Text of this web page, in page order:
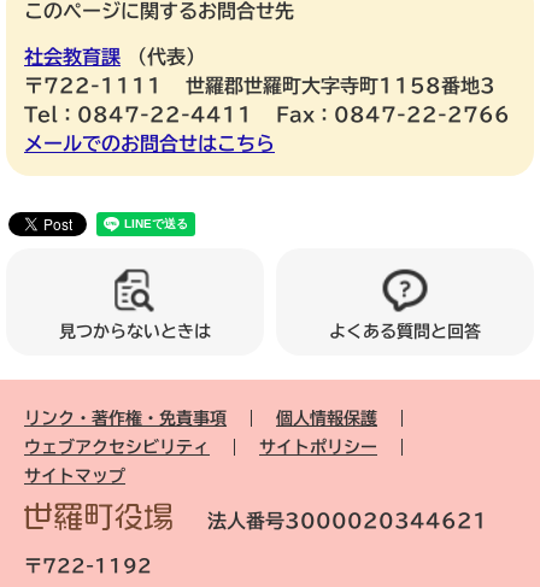
このページに関するお問合せ先
社会教育課
代表
〒722-1111
世羅郡世羅町大字寺町1158番地3
Tel：0847-22-4411
Fax：0847-22-2766
メールでのお問合せはこちら
見つからないときは よくある質問と回答
リンク・著作権・免責事項
個人情報保護
ウェブアクセシビリティ
サイトポリシー
サイトマップ
法人番号3000020344621
〒722-1192